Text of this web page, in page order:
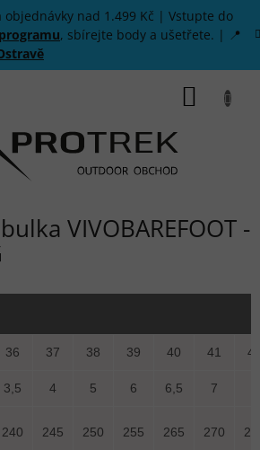
objednávky nad 1.499 Kč | Vstupte do
, sbírejte body a ušetřete. | 📍
VIVOBAREFOOT -
36 37 38 39 40 41
3,5 4 5 6 6,5 7
240 245 250 255 265 270